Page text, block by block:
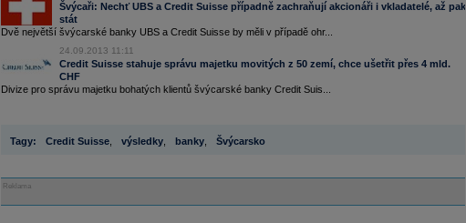
Švýcaři: Nechť UBS a Credit Suisse případně zachraňují akcionáři i vkladatelé, až pak
stát
Dvě největší švýcarské banky UBS a Credit Suisse by měli v případě ohr...
24.09.2013 11:11
Credit Suisse stahuje správu majetku movitých z 50 zemí, chce ušetřit přes 4 mld.
CHF
Divize pro správu majetku bohatých klientů švýcarské banky Credit Suis...
Tagy: Credit Suisse, výsledky, banky, Švýcarsko
Reklama